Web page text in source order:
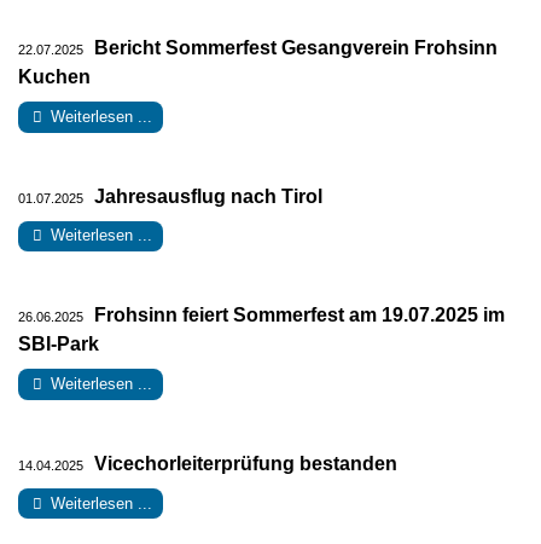
22.07.2025
Bericht Sommerfest Gesangverein Frohsinn
Kuchen
Weiterlesen ...
01.07.2025 Jahresausflug nach Tirol
Weiterlesen ...
26.06.2025
Frohsinn feiert Sommerfest am 19.07.2025 im
SBI-Park
Weiterlesen ...
14.04.2025 Vicechorleiterprüfung bestanden
Weiterlesen ...